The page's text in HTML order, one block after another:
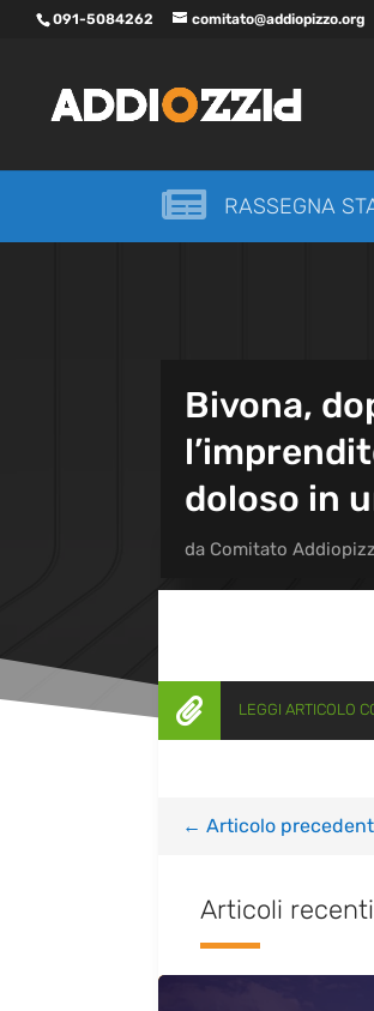
091-5084262 comitato@addiopizzo.org
 RASSEGNA
Bivona,
doloso in
da Comitato
 LEGGI ARTICOLO
← Articolo
Articoli recenti